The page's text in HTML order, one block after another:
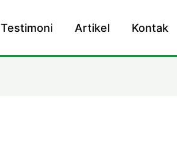
Testimoni Artikel Kontak